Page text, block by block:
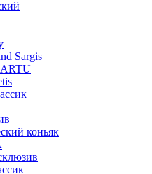
Sargis
коньяк